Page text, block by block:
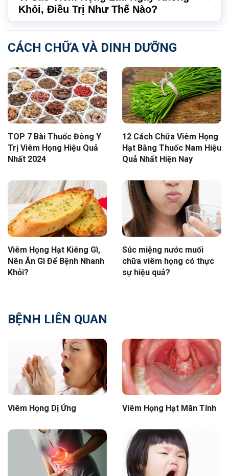
Khỏi, Điều Trị Như Thế Nào?
CÁCH CHỮA VÀ DINH DƯỠNG
TOP 7 Bài Thuốc Đông Y
Trị Viêm Họng Hiệu Quả
Nhất 2024
12 Cách Chữa Viêm Họng
Hạt Bằng Thuốc Nam Hiệu
Quả Nhất Hiện Nay
Viêm Họng Hạt Kiêng Gì,
Nên Ăn Gì Để Bệnh Nhanh
Khỏi?
Súc miệng nước muối
chữa viêm họng có thực
sự hiệu quả?
BỆNH LIÊN QUAN
Viêm Họng Dị Ứng Viêm Họng Hạt Mãn Tính